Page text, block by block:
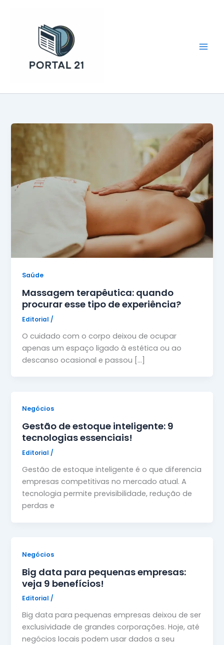
Saúde
Massagem terapêutica: quando
procurar esse tipo de experiência?
Editorial /
O cuidado com o corpo deixou de ocupar
apenas um espaço ligado à estética ou ao
descanso ocasional e passou […]
Negócios
Gestão de estoque inteligente: 9
tecnologias essenciais!
Editorial /
Gestão de estoque inteligente é o que diferencia
empresas competitivas no mercado atual. A
tecnologia permite previsibilidade, redução de
perdas e
Negócios
Big data para pequenas empresas:
veja 9 benefícios!
Editorial/
Big data para pequenas empresas deixou de ser
exclusividade de grandes corporações. Hoje, até
negócios locais podem usar dados a seu